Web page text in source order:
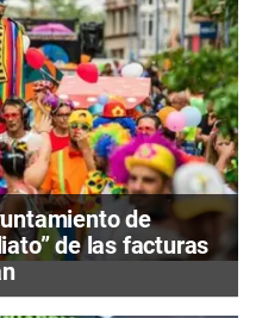
de
de las facturas